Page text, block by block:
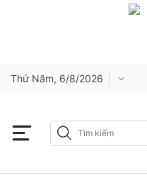
Thứ Năm, 6/8/2026